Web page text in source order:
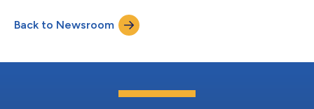
stimuleront le progrès mondial au cours de la prochaine
décennie. Plus de 30 chefs d'État et de gouvernement, plus de
Back to Newsroom